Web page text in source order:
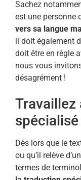
Sachez
est une personne
vers sa langue
il doit également
doit être en règle
nous vous
désagrément !
Travaillez
Dès lors que le
ou qu’il relève
termes de